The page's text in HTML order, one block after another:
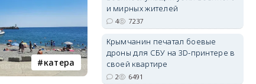
катера электроснабжение
и мирных жителей
4 7237
Крымчанин печатал боевые
дроны для СБУ на 3D-принтере в
своей квартире
2 6491